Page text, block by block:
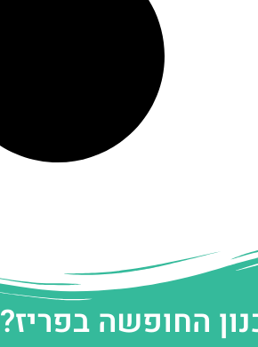
החופשה בפריז?